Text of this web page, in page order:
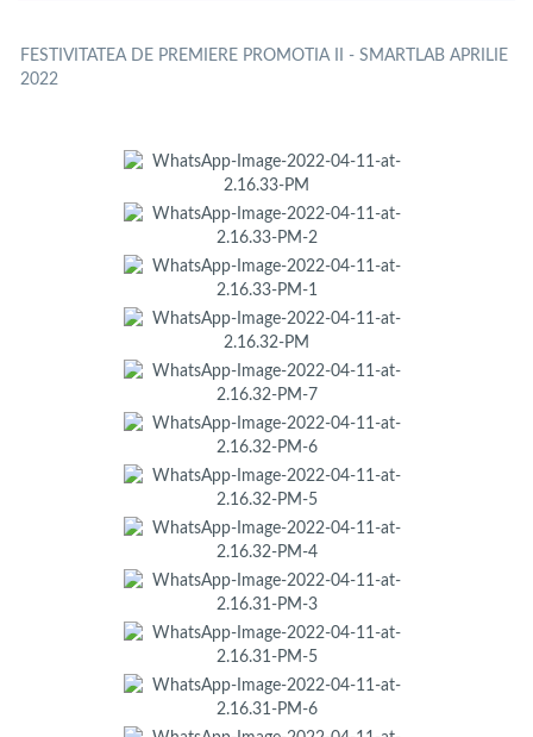
FESTIVITATEA DE PREMIERE PROMOTIA II - SMARTLAB APRILIE
2022